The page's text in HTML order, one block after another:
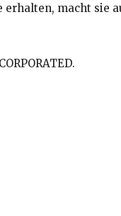
macht sie